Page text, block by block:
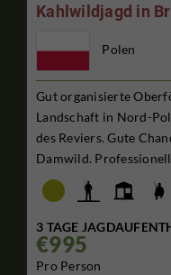
Kahlwildjagd in
Polen
Gut organisierte
Landschaft in Nord-
des Reviers. Gute
Damwild.
3 TAGE
€995
Pro Person